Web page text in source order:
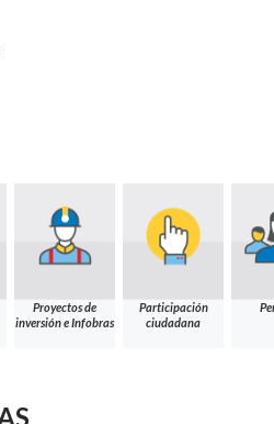
Proyectos de
inversión e Infobras
Participación
ciudadana